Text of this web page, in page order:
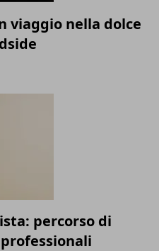
viaggio nella dolce
percorso di